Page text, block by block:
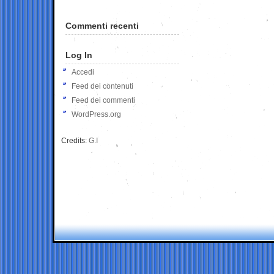
Commenti recenti
Log In
Accedi
Feed dei contenuti
Feed dei commenti
WordPress.org
Credits: G.I